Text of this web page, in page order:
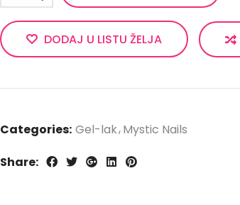
DODAJ U LISTU ŽELJA
Categories: Gel-lak Mystic Nails
Share: